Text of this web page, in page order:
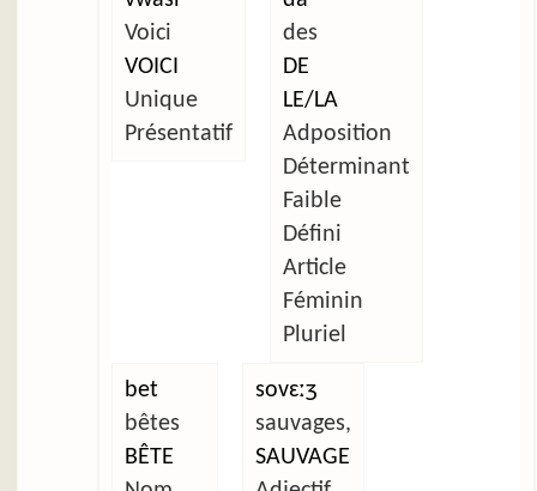
Voici
VOICI
Unique
Présentatif
des
DE
LE/LA
Adposition
Déterminant
Faible
Défini
Article
Féminin
Pluriel
bet
bêtes
BÊTE
sovɛːʒ
sauvages,
SAUVAGE